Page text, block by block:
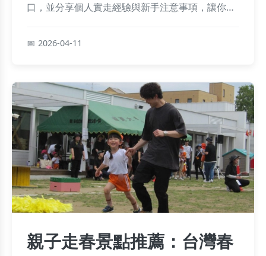
口，並分享個人實走經驗與新手注意事項，讓你輕
2026-04-11
親子走春景點推薦：台灣春